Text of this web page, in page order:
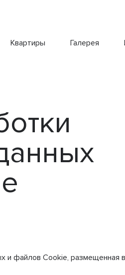
Квартиры Галерея
и файлов Cookie, размещенная